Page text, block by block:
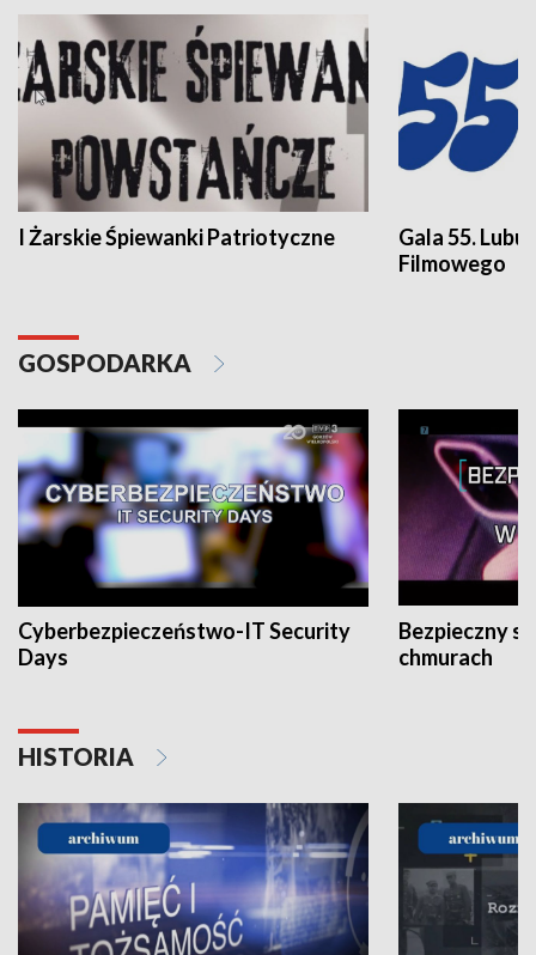
I Żarskie Śpiewanki Patriotyczne
Gala 55.
Filmowego
GOSPODARKA
Cyberbezpieczeństwo-IT Security
Days
Bezpieczny
chmurach
HISTORIA